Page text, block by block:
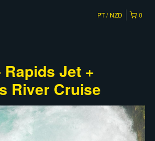
0
PT NZD
Rapids Jet +
River Cruise